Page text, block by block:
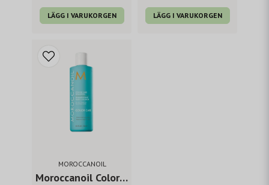
LÄGG I VARUKORGEN LÄGG I VARUKORGEN
MOROCCANOIL
Moroccanoil Color Care Shampoo 250 ml